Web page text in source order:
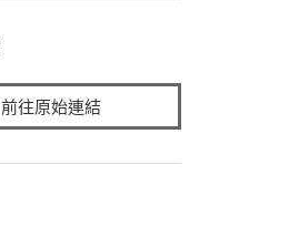
前往原始連結